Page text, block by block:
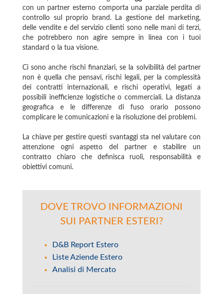
con un partner esterno comporta una parziale perdita di
controllo sul proprio brand. La gestione del marketing,
delle vendite e del servizio clienti sono nelle mani di terzi,
che potrebbero non agire sempre in linea con i tuoi
standard o la tua visione.
Ci sono anche rischi finanziari, se la solvibilità del partner
non è quella che pensavi, rischi legali, per la complessità
dei contratti internazionali, e rischi operativi, legati a
possibili inefficienze logistiche o commerciali. La distanza
geografica e le differenze di fuso orario possono
complicare le comunicazioni e la risoluzione dei problemi.
La chiave per gestire questi svantaggi sta nel valutare con
attenzione ogni aspetto del partner e stabilire un
contratto chiaro che definisca ruoli, responsabilità e
obiettivi comuni.
DOVE TROVO INFORMAZIONI
SUI PARTNER ESTERI?
D&B Report Estero
Liste Aziende Estero
Analisi di Mercato